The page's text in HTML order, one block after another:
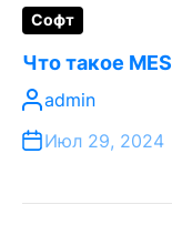
Софт
Что такое MES
admin
Июл 29, 2024